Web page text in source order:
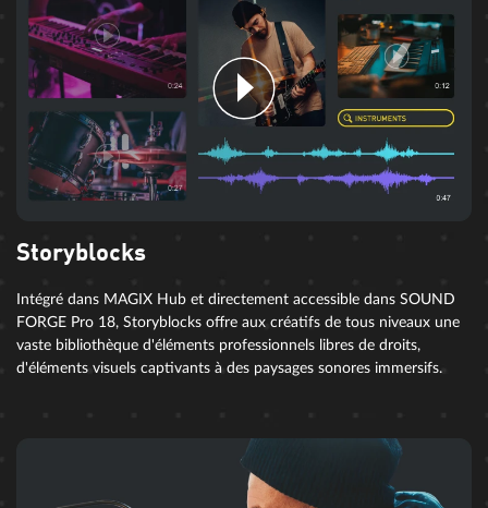
Storyblocks
Intégré dans MAGIX Hub et directement accessible dans SOUND
FORGE Pro 18, Storyblocks offre aux créatifs de tous niveaux une
vaste bibliothèque d'éléments professionnels libres de droits,
d'éléments visuels captivants à des paysages sonores immersifs.